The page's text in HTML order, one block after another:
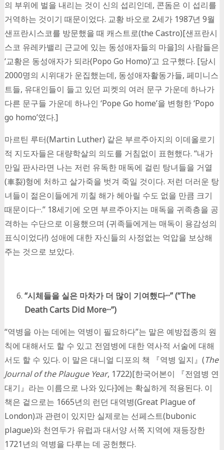
의 부위에 벌을 내리는 것이 신의 섭리인데, 콘돔은 이 섭리를
거역하는 것이기 때문이었다. 교황 바오로 2세가 1987년 9월
샌프란시스코를 방문했을 때 캐스트로(the Castro)[샌프란시
스코 유레카밸리 근교에 있는 동성애자들의 마을]의 사람들은
‘교황은 동성애자가 되라(Popo Go Homo)’고 요구했다. [당시
2000명의 시위대가 운집했는데, 동성애자활동가들, 페미니스
트들, 유대인들이 들고 있던 피켓의 여러 문구 가운데 하나가
다른 문구들 가운데 하나인 ‘Pope Go home’을 변형한 ‘Popo
go homo’였다.]
마르틴 루터(Martin Luther) 같은 부르주아지의 이데올로기
적 지도자들은 대량학살의 의도를 거침없이 표현했다. “내가
만일 판사라면 나는 저런 유독한 매독에 걸린 탕녀들을 거열
(車裂)형에 처하고 살가죽을 벗겨 죽일 것이다. 저런 더러운 탕
녀들이 젊은이들에게 끼칠 해가 헤아릴 수도 없을 만큼 크기
때문이다···.” 18세기에 오면 부르주아지는 매독을 귀족층을 공
격하는 수단으로 이용했으며 (귀족들에게는 매독이 용감성의
표식이었다!) 성애에 대한 자신들의 사정없는 억압을 보상해
주는 것으로 보았다.
“시체들을 실은 마차가 더 많이 기여했다···” (“The
Death Carts Did More···”)
“역병을 아는 데에는 역병이 필요하다”는 말은 예방접종의 원
칙에 대해서도 할 수 있고 전염병에 대한 역사적 서술에 대해
서도 할 수 있다. 이 말은 대니얼 디포의 책 『역병 일지』(The
Journal of the Plaugue Year, 1722)[한국어본이 『전염병 연
대기』라는 이름으로 나와 있다]에는 확실하게 적용된다. 이
책은 겉으로는 1665년의 런던 대역병(Great Plague of
London)과 관련이 있지만 실제로는 선페스트(bubonic
plague)와 천연두가 유럽과 대서양 서쪽 지역에 재등장한
1721년의 역병을 다루는 데 공헌했다.